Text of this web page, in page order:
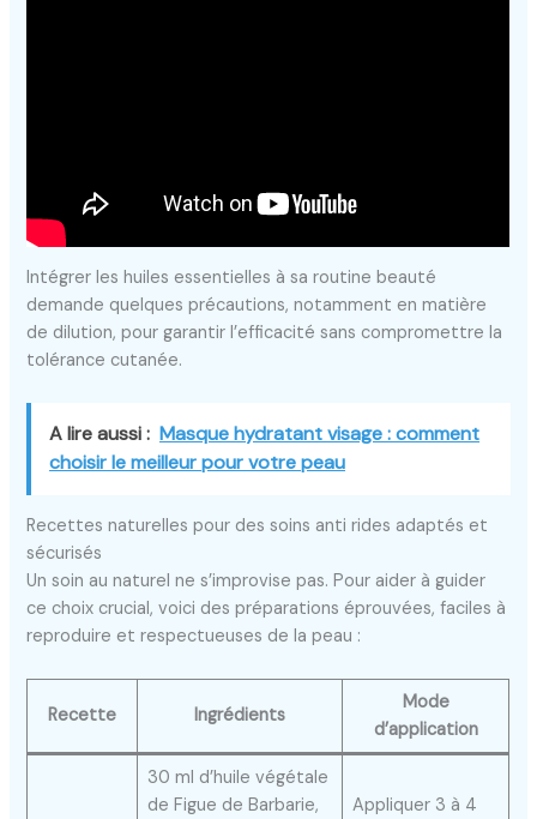
Intégrer les huiles essentielles à sa routine beauté
demande quelques précautions, notamment en matière
de dilution, pour garantir l’efficacité sans compromettre la
tolérance cutanée.
A lire aussi : Masque hydratant visage : comment
choisir le meilleur pour votre peau
Recettes naturelles pour des soins anti rides adaptés et
sécurisés
Un soin au naturel ne s’improvise pas. Pour aider à guider
ce choix crucial, voici des préparations éprouvées, faciles à
reproduire et respectueuses de la peau :
Recette Ingrédients
Mode
d’application
30 ml d’huile végétale
de Figue de Barbarie,
Appliquer 3 à 4